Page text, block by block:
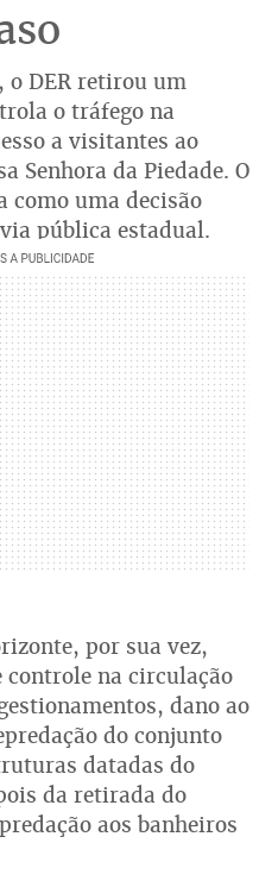
o DER retirou um
o tráfego na
a visitantes ao
Senhora da Piedade. O
como uma decisão
pública estadual.
por sua vez,
controle na circulação
dano ao
do conjunto
datadas do
da retirada do
aos banheiros